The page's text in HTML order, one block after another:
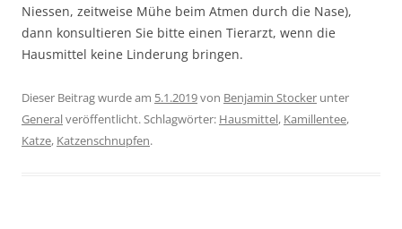
Niessen, zeitweise Mühe beim Atmen durch die Nase),
dann konsultieren Sie bitte einen Tierarzt, wenn die
Hausmittel keine Linderung bringen.
Dieser Beitrag wurde am 5.1.2019von Benjamin Stocker unter
Generalveröffentlicht. Schlagwörter: Hausmittel, Kamillentee,
Katze, Katzenschnupfen.